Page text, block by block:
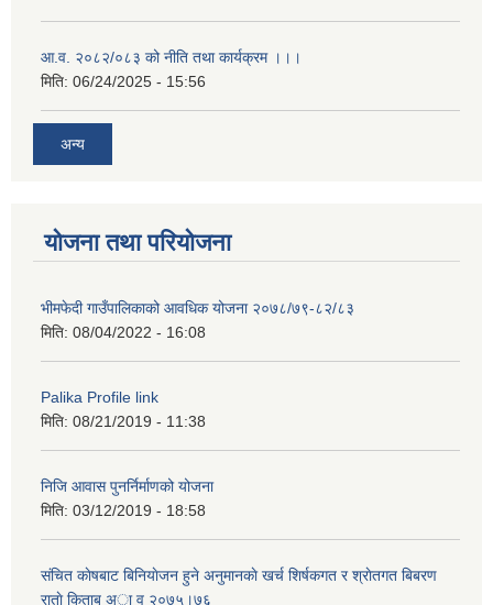
आ.व. २०८२/०८३ को नीति तथा कार्यक्रम ।।।
मिति: 06/24/2025 - 15:56
अन्य
योजना तथा परियोजना
भीमफेदी गाउँपालिकाको आवधिक योजना २०७८/७९-८२/८३
मिति: 08/04/2022 - 16:08
Palika Profile link
मिति: 08/21/2019 - 11:38
निजि आवास पुनर्निर्माणको योजना
मिति: 03/12/2019 - 18:58
संचित काेषबाट बिनियाेजन हुने अनुमानकाे खर्च शिर्षकगत र श्राेतगत बिबरण
राताे किताब अा‍ व २‍०७५।७६